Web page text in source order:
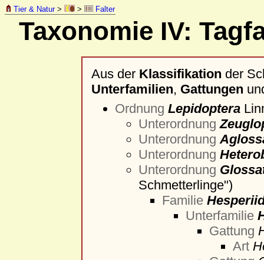
Tier & Natur> > Falter
Taxonomie IV:
Aus der Klassifikation der
Unterfamilien, Gattungen
Ordnung Lepidoptera
Unterordnung
Unterordnung
Unterordnung
Unterordnung
Schmetterlinge")
Familie
Unterfamilie
Gattung
Art